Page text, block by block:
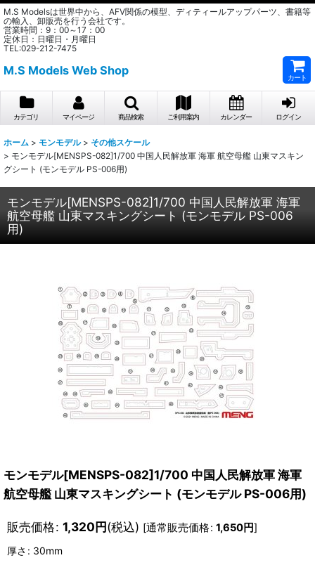
M.S Modelsは世界中から、AFV関係の模型、ディティールアップパーツ、書籍等
の輸入、卸販売を行う会社です。
営業時間：9：00～17：00
定休日：日曜日・月曜日
TEL:029-212-7475
M.S Models Web Shop
カート
カテゴリ マイページ 商品検索 ご利用案内 カレンダー ログイン
ホーム > モンモデル > その他スケール
> モンモデル[MENSPS-082]1/700 中国人民解放軍 海軍 航空母艦 山東マスキン
グシート (モンモデル PS-006用)
モンモデル[MENSPS-082]1/700 中国人民解放軍 海軍
航空母艦 山東マスキングシート (モンモデル PS-006
用)
モンモデル[MENSPS-082]1/700 中国人民解放軍 海軍
航空母艦 山東マスキングシート (モンモデル PS-006用)
販売価格: 1,320円(税込) [通常販売価格: 1,650円]
厚さ : 30mm